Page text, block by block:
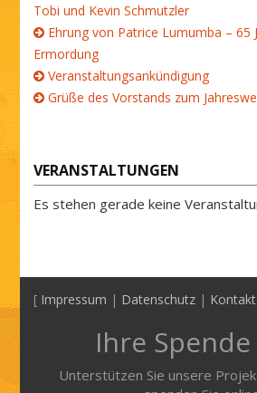
Tobi und Kevin Schmutzler
Ehrung von Patrice Lumumba – 65
Ermordung
Veranstaltungsankündigung
Grüße des Vorstands zum
VERANSTALTUNGEN
Es stehen gerade keine
[ Impressum | Datenschutz | Kontakt
Ihre
Unterstützen Sie unsere